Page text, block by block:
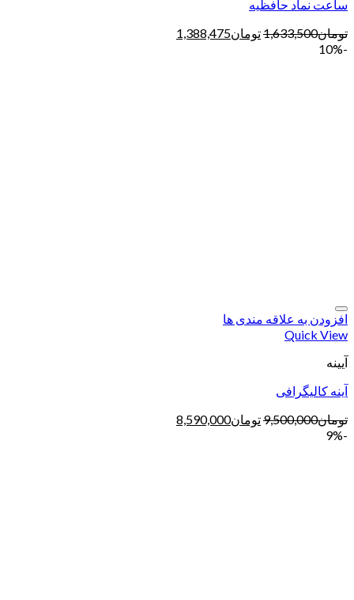
ساعت نماد حافظیه
تومان1,633,500تومان1,388,475
-10%
افزودن به علاقه مندی ها
Quick View
آیینه
آینه کالیگرافی
تومان9,500,000تومان8,590,000
-9%